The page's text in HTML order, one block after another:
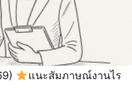
แนะสัมภาษณ์งานไร